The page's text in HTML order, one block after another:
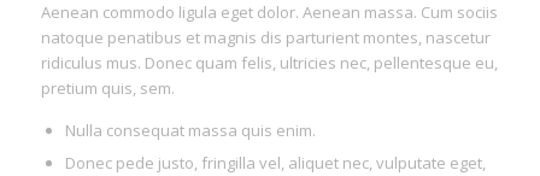
Aenean commodo ligula eget dolor. Aenean massa. Cum sociis
natoque penatibus et magnis dis parturient montes, nascetur
ridiculus mus. Donec quam felis, ultricies nec, pellentesque eu,
pretium quis, sem.
Nulla consequat massa quis enim.
Donec pede justo, fringilla vel, aliquet nec, vulputate eget,